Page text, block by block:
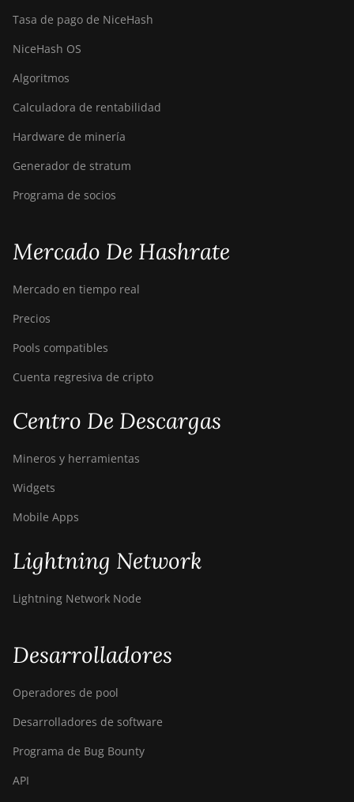
Z11j
BITMAIN AntMiner Z15
BITMAIN AntMiner Z15
Z15e
BITMAIN AntMiner
BITMAIN Antminer S19
BITMAIN Antminer
S19j (90Th)
S19j Pro (96Th)
S19k Pro (120Th)
BITMAIN Antminer S23
(580Th)
Hyd. (580Th)
Hyd. 3U (1.16Ph)
BITMAIN Antminer S23
BITMAIN Antminer
Tasa de pago de NiceHash
NiceHash OS
Algoritmos
Calculadora de rentabilidad
Hardware de minería
Generador de stratum
Programa de socios
Mercado De Hashrate
Mercado en tiempo real
Precios
Pools compatibles
Cuenta regresiva de cripto
Centro De Descargas
Mineros y herramientas
Widgets
Mobile Apps
Lightning Network
Lightning Network Node
Desarrolladores
Operadores de pool
Desarrolladores de software
Programa de Bug Bounty
API